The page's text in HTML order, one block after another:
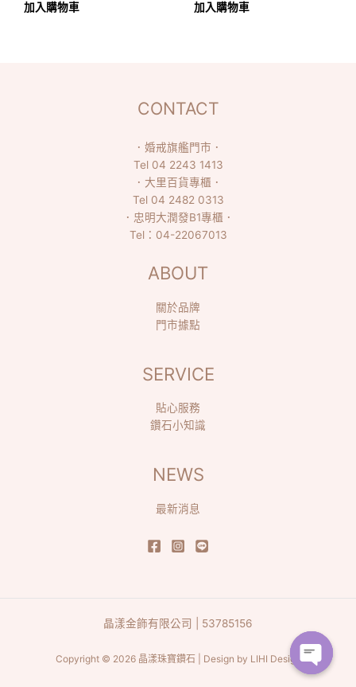
加入購物車 加入購物車
CONTACT
． 婚戒旗艦門市 ．
Tel 04 2243 1413
． 大里百貨專櫃 ．
Tel 04 2482 0313
． 忠明大潤發B1專櫃 ．
Tel： 04-22067013
ABOUT
關於品牌
門市據點
SERVICE
貼心服務
鑽石小知識
NEWS
最新消息
晶漾金飾有限公司 | 53785156
Copyright © 2026 晶漾珠寶鑽石 | Design by LIHI Design
Open